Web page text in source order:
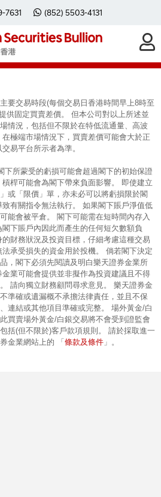
7631 (852) 5503-4131
分析 20241216
要交易時段(每個交易日香港時間早上8時至
供固定買賣差價。 但本公司對以上所述並
情況，包括但不限於在特低流通量、高波
極端市場情況下，買賣差價可能會大於正
易平台所示者為準。
下所蒙受的虧損可能會超過閣下的初始保證
桿可能會為閣下帶來負面影響。 即使建立
或「限價」單，亦未必可以將虧損限於閣
有關指令無法執行。 如果閣下賬戶淨值低
能會被平倉。 閣下可能需在短時間內存入
下賬戶內因此而產生的任何短欠數額負
財務狀況及投資目標，仔細考慮這種交易
承受損失的資金用於投機。 倘若閣下決定
，閣下必須先閱讀及明白樂天證券金業所
業可能會提供並非擬作為投資建議且不得
請向獨立財務顧問尋求意見。 樂天證券金
準確或遺漏概不承擔法律責任，並且不保
連結或其他項目準確或完整。 場外黃金/白
買賣場外黃金/白銀交易將不會受到證監會
括(但不限於)客戶款項規則。 請於採取進一
金業網站上的 「 條款及條件 」。